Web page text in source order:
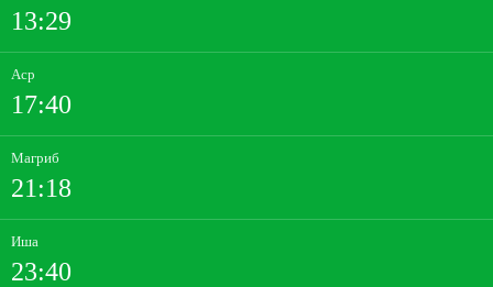
13:29
Аср
17:40
Магриб
21:18
Иша
23:40